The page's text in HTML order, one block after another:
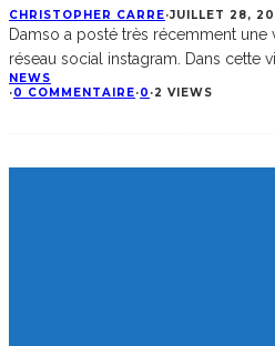
CHRISTOPHER CARRE·JUILLET 28,
Damso a posté très récemment une
réseau social instagram. Dans cette
NEWS
·0 COMMENTAIRE·0 ·2 VIEWS